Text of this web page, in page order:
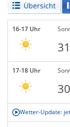
Übersicht
16-17 Uhr
17-18 Uhr
Wetter-Update: